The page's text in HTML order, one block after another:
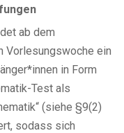
ab dem
ein
in Form
Test als
(siehe §9(2)
sodass sich